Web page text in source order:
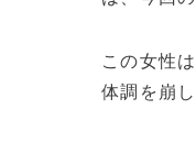
この女性
体調を崩し